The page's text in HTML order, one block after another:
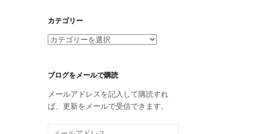
イ
ブ
カテゴリー
カ
リ
ブログをメールで購読
メールアドレスを記入して購読すれ
ば、更新をメールで受信できます。